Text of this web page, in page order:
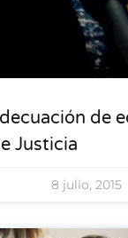
de
Justicia
8 julio, 2015